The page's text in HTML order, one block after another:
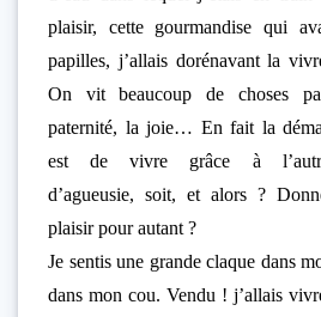
plaisir, cette gourmandise qui
papilles, j’allais dorénavant la
On vit beaucoup de choses
paternité, la joie… En fait la
est de vivre grâce à
d’agueusie, soit, et alors ?
plaisir pour autant ?
Je sentis une grande claque dans
dans mon cou. Vendu ! j’allais